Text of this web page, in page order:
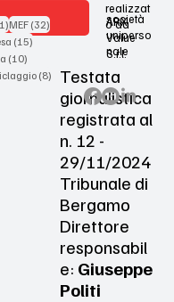
realizzat
o da
società
uniperso
nale
ARX
Value
S.r.l.
Testata
giornalistica
registrata al
n. 12 -
29/11/2024
Tribunale di
Bergamo
Direttore
responsabil
e: Giuseppe
Politi
51 post
MEF (32)32 post
(15)15 post
(10)10 post
(8)8 post